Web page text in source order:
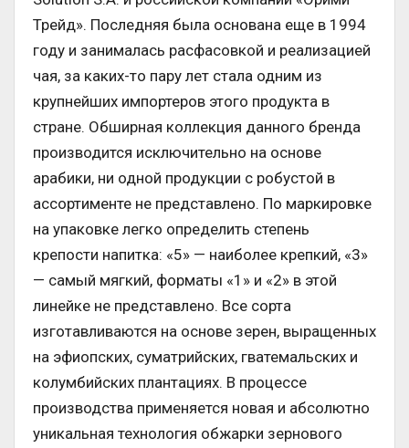
Трейд». Последняя была основана еще в 1994
году и занималась расфасовкой и реализацией
чая, за каких-то пару лет стала одним из
крупнейших импортеров этого продукта в
стране. Обширная коллекция данного бренда
производится исключительно на основе
арабики, ни одной продукции с робустой в
ассортименте не представлено. По маркировке
на упаковке легко определить степень
крепости напитка: «5» — наиболее крепкий, «3»
— самый мягкий, форматы «1» и «2» в этой
линейке не представлено. Все сорта
изготавливаются на основе зерен, выращенных
на эфиопских, суматрийских, гватемальских и
колумбийских плантациях. В процессе
производства применяется новая и абсолютно
уникальная технология обжарки зернового